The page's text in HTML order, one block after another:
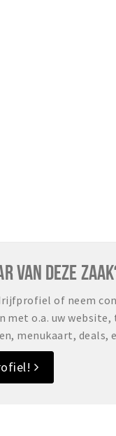
VAN DEZE
of neem
met o.a. uw
menukaart, deals,